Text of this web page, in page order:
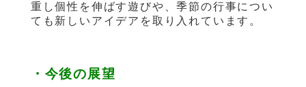
重し個性を伸ばす遊びや、季節の行事につい
ても新しいアイデアを取り入れています。
・今後の展望